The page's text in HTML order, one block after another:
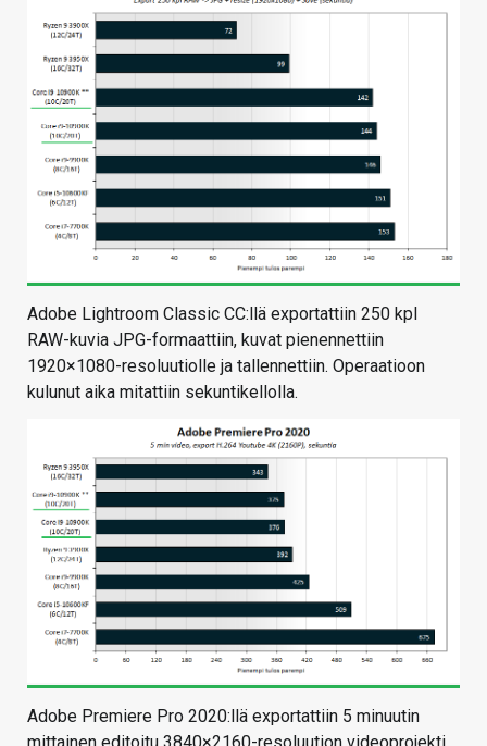
Adobe Lightroom Classic CC:llä exportattiin 250 kpl
RAW-kuvia JPG-formaattiin, kuvat pienennettiin
1920×1080-resoluutiolle ja tallennettiin. Operaatioon
kulunut aika mitattiin sekuntikellolla.
Adobe Premiere Pro 2020:llä exportattiin 5 minuutin